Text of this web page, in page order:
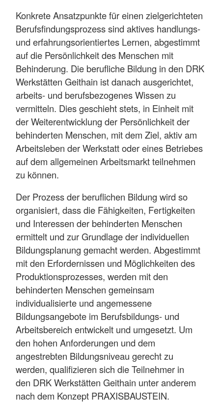
Konkrete Ansatzpunkte für einen zielgerichteten
Berufsfindungsprozess sind aktives handlungs-
und erfahrungsorientiertes Lernen, abgestimmt
auf die Persönlichkeit des Menschen mit
Behinderung. Die berufliche Bildung in den DRK
Werkstätten Geithain ist danach ausgerichtet,
arbeits- und berufsbezogenes Wissen zu
vermitteln. Dies geschieht stets, in Einheit mit
der Weiterentwicklung der Persönlichkeit der
behinderten Menschen, mit dem Ziel, aktiv am
Arbeitsleben der Werkstatt oder eines Betriebes
auf dem allgemeinen Arbeitsmarkt teilnehmen
zu können.
Der Prozess der beruflichen Bildung wird so
organisiert, dass die Fähigkeiten, Fertigkeiten
und Interessen der behinderten Menschen
ermittelt und zur Grundlage der individuellen
Bildungsplanung gemacht werden. Abgestimmt
mit den Erfordernissen und Möglichkeiten des
Produktionsprozesses, werden mit den
behinderten Menschen gemeinsam
individualisierte und angemessene
Bildungsangebote im Berufsbildungs- und
Arbeitsbereich entwickelt und umgesetzt. Um
den hohen Anforderungen und dem
angestrebten Bildungsniveau gerecht zu
werden, qualifizieren sich die Teilnehmer in
den DRK Werkstätten Geithain unter anderem
nach dem Konzept PRAXISBAUSTEIN.